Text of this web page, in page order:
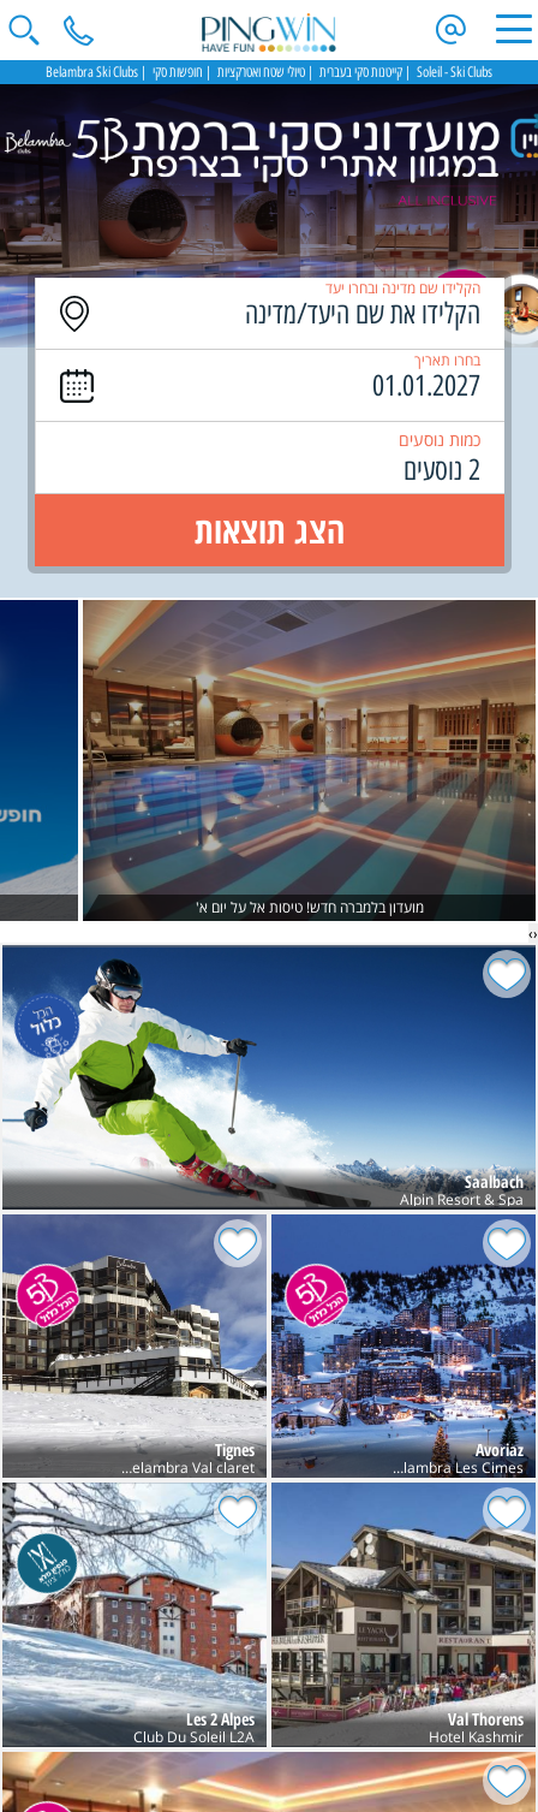
Soleil - Ski Clubs קייטנות סקי בעברית טיולי שטח ואטרקציות חופשות סקי Belambra Ski Clubs
‹
›
הקלידו שם מדינה ובחרו יעד
בחרו תאריך
כמות נוסעים
2 נוסעים
הצג תוצאות
מועדון בלמברה חדש! טיסות אל על יום א'
‹
›
Saalbach
Alpin Resort & Spa
Avoriaz
Club Belambra Les Cimes
Tignes
Club Belambra Val claret חנוכה
Val Thorens
Hotel Kashmir
Les 2 Alpes
Club Du Soleil L2A